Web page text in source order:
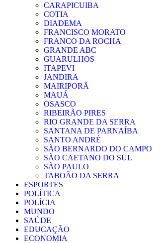
CARAPICUIBA
COTIA
DIADEMA
FRANCISCO MORATO
FRANCO DA ROCHA
GRANDE ABC
GUARULHOS
ITAPEVI
JANDIRA
MAIRIPORÃ
MAUÁ
OSASCO
RIBEIRÃO PIRES
RIO GRANDE DA SERRA
SANTANA DE PARNAÍBA
SANTO ANDRÉ
SÃO BERNARDO DO CAMPO
SÃO CAETANO DO SUL
SÃO PAULO
TABOÃO DA SERRA
ESPORTES
POLÍTICA
POLÍCIA
MUNDO
SAÚDE
EDUCAÇÃO
ECONOMIA